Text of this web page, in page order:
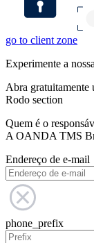
go to client zone
Experimente a
Abra gratuitamente
Rodo section
Quem é o
A OANDA TMS
Endereço de e-mail
phone_prefix